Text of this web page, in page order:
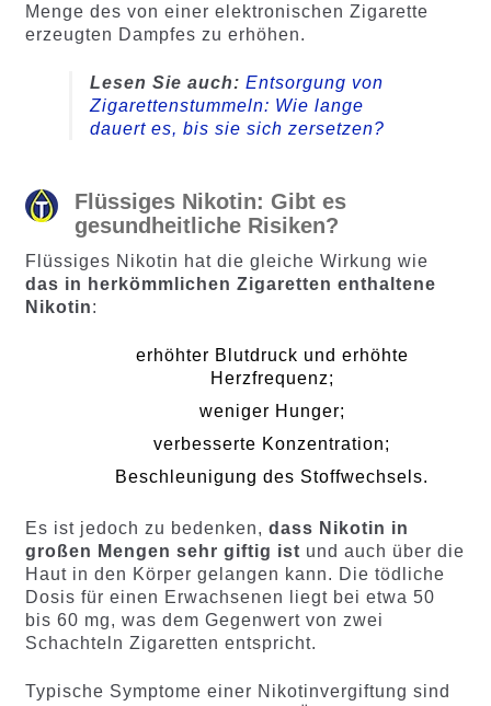
Menge des von einer elektronischen Zigarette
erzeugten Dampfes zu erhöhen.
Lesen Sie auch: Entsorgung von
Zigarettenstummeln: Wie lange
dauert es, bis sie sich zersetzen?
Flüssiges Nikotin: Gibt es
gesundheitliche Risiken?
Flüssiges Nikotin hat die gleiche Wirkung wie
das in herkömmlichen Zigaretten enthaltene
Nikotin:
erhöhter Blutdruck und erhöhte
Herzfrequenz;
weniger Hunger;
verbesserte Konzentration;
Beschleunigung des Stoffwechsels.
Es ist jedoch zu bedenken, dass Nikotin in
großen Mengen sehr giftig ist und auch über die
Haut in den Körper gelangen kann. Die tödliche
Dosis für einen Erwachsenen liegt bei etwa 50
bis 60 mg, was dem Gegenwert von zwei
Schachteln Zigaretten entspricht.
Typische Symptome einer Nikotinvergiftung sind